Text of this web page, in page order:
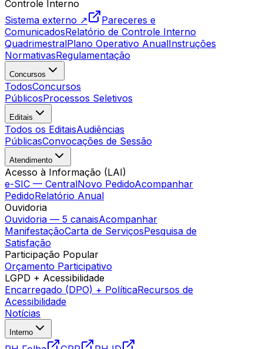
Controle Interno
Sistema externo ↗
Pareceres e
ComunicadosRelatório de Controle Interno
QuadrimestralPlano Operativo AnualInstruções
NormativasRegulamentação
Concursos
TodosConcursos
PúblicosProcessos Seletivos
Editais
Todos os EditaisAudiências
PúblicasConvocações de Sessão
Atendimento
Acesso à Informação (LAI)
e-SIC — CentralNovo PedidoAcompanhar
PedidoRelatório Anual
Ouvidoria
Ouvidoria — 5 canaisAcompanhar
ManifestaçãoCarta de ServiçosPesquisa de
Satisfação
Participação Popular
Orçamento Participativo
LGPD + Acessibilidade
Encarregado (DPO) + PolíticaRecursos de
Acessibilidade
Notícias
Interno